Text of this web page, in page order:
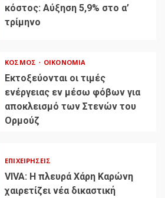
κόστος: Αύξηση 5,9% στο α’
τρίμηνο
ΚΌΣΜΟΣ ΟΙΚΟΝΟΜΊΑ
Εκτοξεύονται οι τιμές
ενέργειας εν μέσω φόβων για
αποκλεισμό των Στενών του
Ορμούζ
ΕΠΙΧΕΙΡΉΣΕΙΣ
VIVA: Η πλευρά Χάρη Καρώνη
χαιρετίζει νέα δικαστική